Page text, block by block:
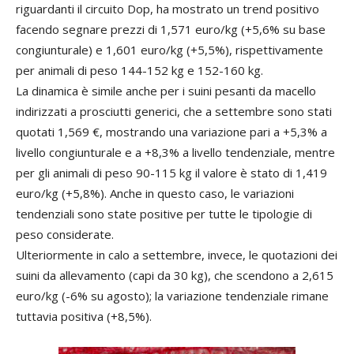
riguardanti il circuito Dop, ha mostrato un trend positivo
facendo segnare prezzi di 1,571 euro/kg (+5,6% su base
congiunturale) e 1,601 euro/kg (+5,5%), rispettivamente
per animali di peso 144-152 kg e 152-160 kg.
La dinamica è simile anche per i suini pesanti da macello
indirizzati a prosciutti generici, che a settembre sono stati
quotati 1,569 €, mostrando una variazione pari a +5,3% a
livello congiunturale e a +8,3% a livello tendenziale, mentre
per gli animali di peso 90-115 kg il valore è stato di 1,419
euro/kg (+5,8%). Anche in questo caso, le variazioni
tendenziali sono state positive per tutte le tipologie di
peso considerate.
Ulteriormente in calo a settembre, invece, le quotazioni dei
suini da allevamento (capi da 30 kg), che scendono a 2,615
euro/kg (-6% su agosto); la variazione tendenziale rimane
tuttavia positiva (+8,5%).